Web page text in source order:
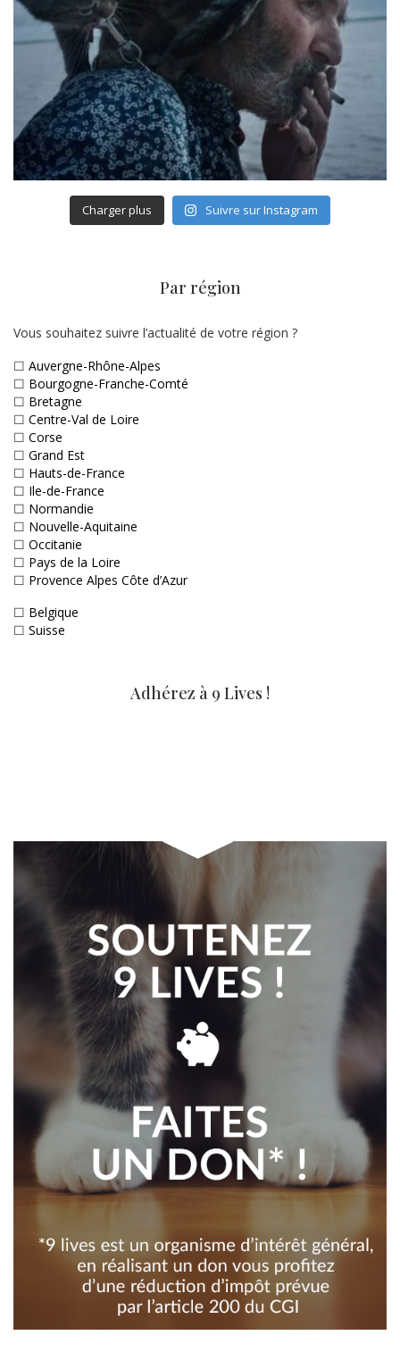
Charger plus Suivre sur Instagram
Par région
Vous souhaitez suivre l’actualité de votre région ?
☐ Auvergne-Rhône-Alpes
☐ Bourgogne-Franche-Comté
☐ Bretagne
☐ Centre-Val de Loire
☐ Corse
☐ Grand Est
☐ Hauts-de-France
☐ Ile-de-France
☐ Normandie
☐ Nouvelle-Aquitaine
☐ Occitanie
☐ Pays de la Loire
☐ Provence Alpes Côte d’Azur
☐ Belgique
☐ Suisse
Adhérez à 9 Lives !